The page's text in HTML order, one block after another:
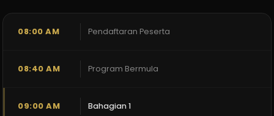
08:00 AM Pendaftaran Peserta
08:40 AM Program Bermula
09:00 AM Bahagian 1